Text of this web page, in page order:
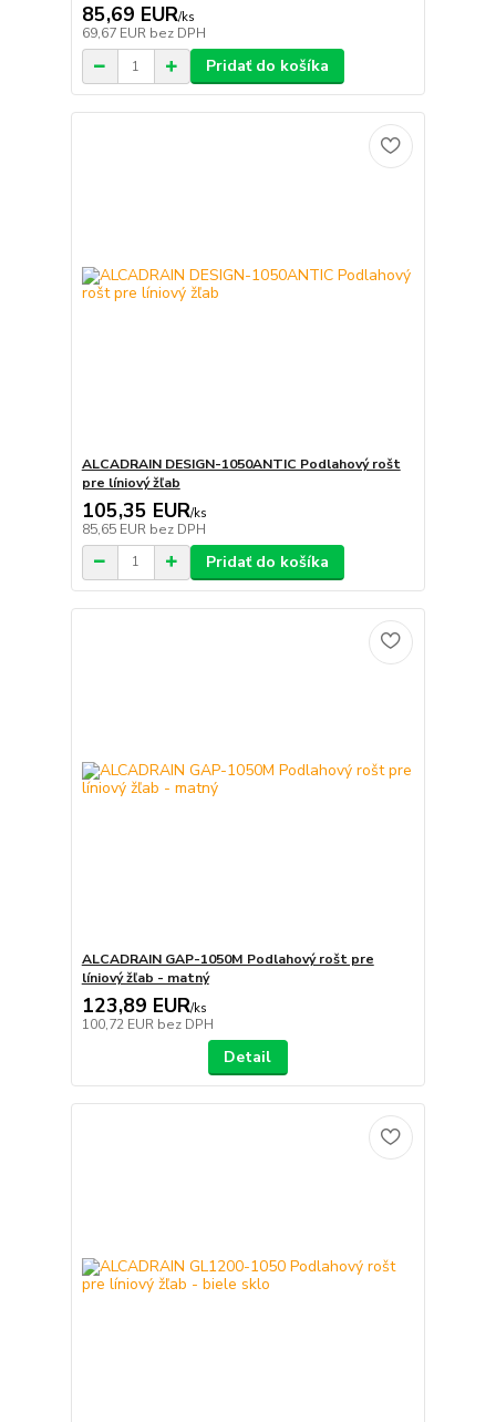
85,69 EUR/ks
69,67 EUR bez DPH
Pridať do košíka
ALCADRAIN DESIGN-1050ANTIC Podlahový rošt
pre líniový žľab
105,35 EUR/ks
85,65 EUR bez DPH
Pridať do košíka
ALCADRAIN GAP-1050M Podlahový rošt pre
líniový žľab - matný
123,89 EUR/ks
100,72 EUR bez DPH
Detail